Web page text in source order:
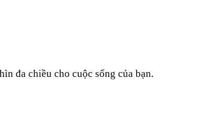
đa chiều cho cuộc sống của bạn.